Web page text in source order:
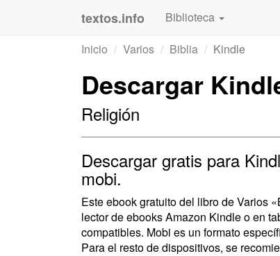
textos.info Biblioteca
Inicio
Varios Biblia Kindle
Descargar
Religión
Descargar gratis para
mobi.
Este ebook gratuito del libro de Varios
lector de ebooks Amazon Kindle o en
compatibles. Mobi es un formato
Para el resto de dispositivos, se